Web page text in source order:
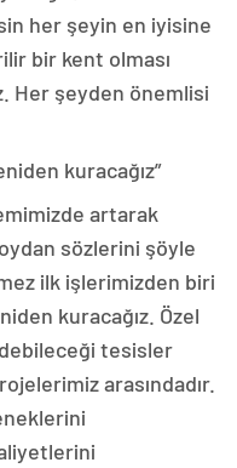
her şeyin en iyisine
bir kent olması
Her şeyden önemlisi
kuracağız”
artarak
sözlerini şöyle
ilk işlerimizden biri
kuracağız. Özel
tesisler
arasındadır.